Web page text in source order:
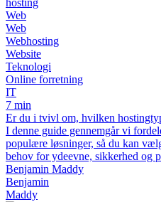
hosting
Web
Web
Webhosting
Website
Teknologi
Online forretning
IT
7 min
Er du i tvivl om, hvilken
I denne guide gennemgår vi
populære løsninger, så du kan
behov for ydeevne, sikkerhed og
Benjamin Maddy
Benjamin
Maddy